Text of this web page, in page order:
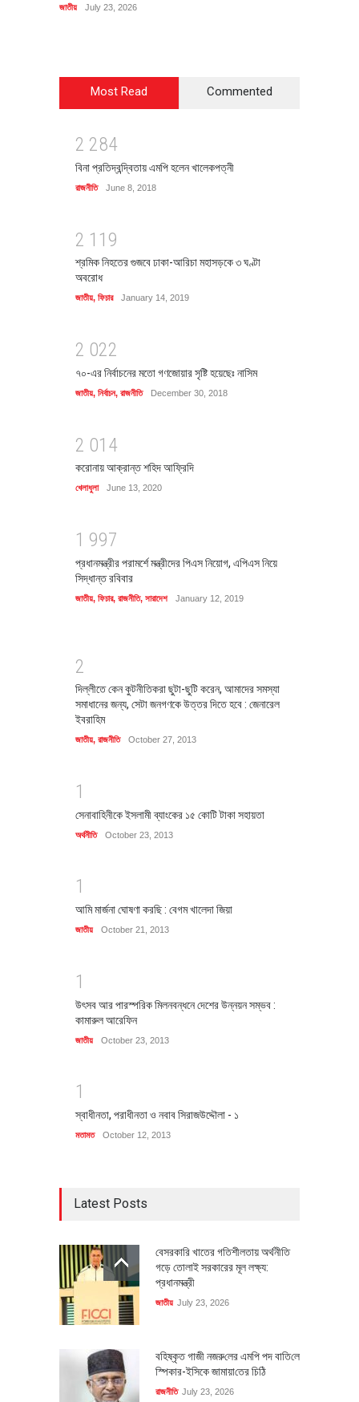
জাতীয় July 23, 2026
Most Read Commented
2 284
বিনা প্রতিদ্বন্দ্বিতায় এমপি হলেন খালেকপত্নী
রাজনীতি June 8, 2018
2 1 1 9
শ্রমিক নিহতের গুজবে ঢাকা-আরিচা মহাসড়কে ৩ ঘণ্টা
অবরোধ
জাতীয়, ফিচার January 14, 2019
2 022
৭০-এর নির্বাচনের মতো গণজোয়ার সৃষ্টি হয়েছেঃ নাসিম
জাতীয়, নির্বাচন, রাজনীতি December 30, 2018
2 01 4
করোনায় আক্রান্ত শহিদ আফ্রিদি
খেলাধুলা June 13, 2020
1 997
প্রধানমন্ত্রীর পরামর্শে মন্ত্রীদের পিএস নিয়োগ, এপিএস নিয়ে
সিদ্ধান্ত রবিবার
জাতীয়, ফিচার, রাজনীতি, সারাদেশ January 12, 2019
2
দিল্লীতে কেন কুটনীতিকরা ছুটা-ছুটি করেন, আমাদের সমস্যা
সমাধানের জন্য, সেটা জনগণকে উত্তর দিতে হবে : জেনারেল
ইবরাহিম
জাতীয়, রাজনীতি October 27, 2013
1
সেনাবাহিনীকে ইসলামী ব্যাংকের ১৫ কোটি টাকা সহায়তা
অর্থনীতি October 23, 2013
1
আমি মার্জনা ঘোষণা করছি : বেগম খালেদা জিয়া
জাতীয় October 21, 2013
1
উৎসব আর পারস্পরিক মিলনবন্ধনে দেশের উন্নয়ন সম্ভব :
কামারুল আরেফিন
জাতীয় October 23, 2013
1
স্বাধীনতা, পরাধীনতা ও নবাব সিরাজউদ্দৌলা - ১
মতামত October 12, 2013
Latest Posts
বেসরকারি খাতের গতিশীলতায় অর্থনীতি
গড়ে তোলাই সরকারের মূল লক্ষ্য:
প্রধানমন্ত্রী
জাতীয় July 23, 2026
বহিষ্কৃত গাজী নজরু‌লের এম‌পি পদ বা‌তি‌লে
স্পিকার-ইসিকে জামায়া‌তের চি‌ঠি
রাজনীতি July 23, 2026